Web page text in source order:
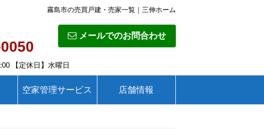
霧島市の売買戸建・売家一覧｜三伸ホーム
メールでのお問合わせ
【定休日】水曜日
空家管理サービス 店舗情報